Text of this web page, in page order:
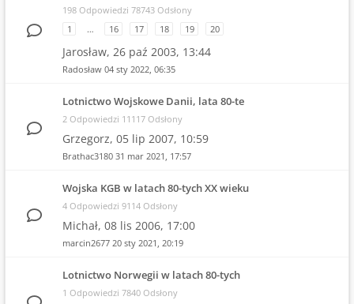
198 Odpowiedzi 78743 Odsłony
1
… 16 17 18 19 20
Jarosław, 26 paź 2003, 13:44
Radosław 04 sty 2022, 06:35
Lotnictwo Wojskowe Danii, lata 80-te
2 Odpowiedzi 11117 Odsłony
Grzegorz, 05 lip 2007, 10:59
Brathac3180 31 mar 2021, 17:57
Wojska KGB w latach 80-tych XX wieku
4 Odpowiedzi 9114 Odsłony
Michał, 08 lis 2006, 17:00
marcin2677 20 sty 2021, 20:19
Lotnictwo Norwegii w latach 80-tych
1 Odpowiedzi 7840 Odsłony